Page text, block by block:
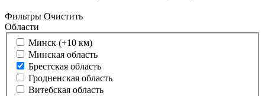
Фильтры Очистить
Области
Минск (+10 км)
Минская область
Брестская область
Гродненская область
Витебская область